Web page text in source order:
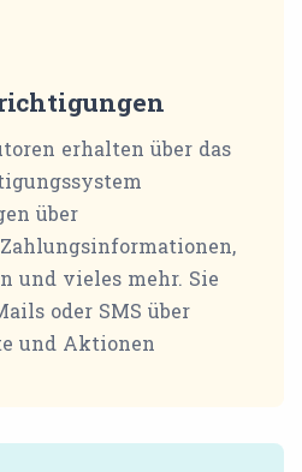
erhalten über das
über
und vieles mehr. Sie
oder SMS über
und Aktionen